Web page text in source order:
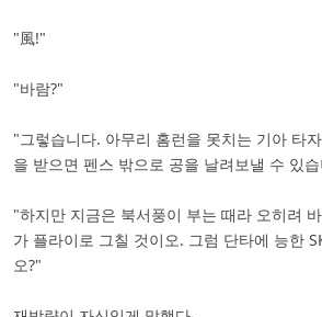
"風!"
"바람?"
"그렇습니다. 아무리 홈런을 못치는 기아 타
을 받으면 펜스 밖으로 공을 날려보낼 수 있
"하지만 지금은 북서풍이 부는 때라 오히려
가 플라이로 그칠 것이오. 그럼 단타에 능한
오?"